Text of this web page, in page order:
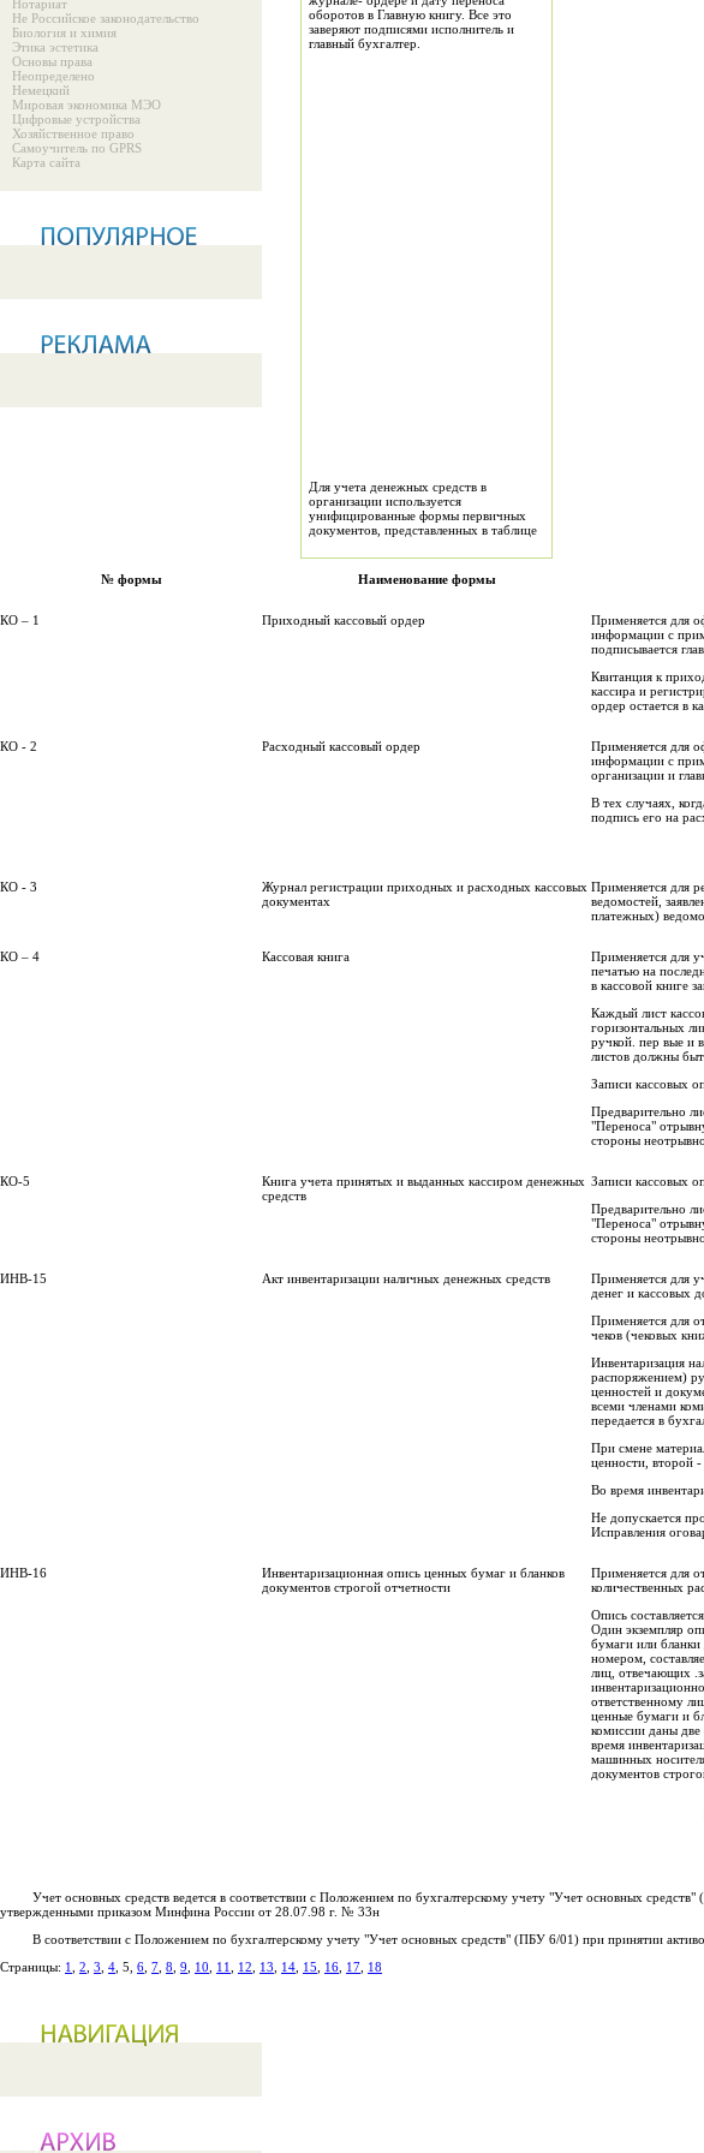
Нотариат
Не Российское законодательство
Биология и химия
Этика эстетика
Основы права
Неопределено
Немецкий
Мировая экономика МЭО
Цифровые устройства
Хозяйственное право
Самоучитель по GPRS
Карта сайта
оборотов в Главную книгу. Все это
заверяют подписями исполнитель и
главный бухгалтер.
Для учета денежных средств в
организации используется
унифицированные формы первичных
документов, представленных в таблице
№ формы Наименование формы
КО – 1 Приходный кассовый ордер
Применяется для
информации с
подписывается
Квитанция к
кассира и
ордер остается в
КО - 2 Расходный кассовый ордер
Применяется для
информации с
организации и
В тех случаях,
подпись его на
КО - 3
Журнал регистрации приходных и расходных кассовых
документах
Применяется для
ведомостей,
платежных)
КО – 4 Кассовая книга
Применяется для
печатью на
в кассовой книге
Каждый лист
горизонтальных
ручкой. пер вые и
листов должны
Записи кассовых
Предварительно
"Переноса"
стороны
КО-5
Книга учета принятых и выданных кассиром денежных
средств
Записи кассовых
Предварительно
"Переноса"
стороны
ИНВ-15 Акт инвентаризации наличных денежных средств
Применяется для
де­нег и кассовых
Применяется для
чеков (чековых
Инвентаризация
распоря­жением)
ценностей и
всеми членами
передается в
При смене
ценности, второй
Во время
Не допускается
Исправ­ления
ИНВ-16
Инвентаризационная опись ценных бумаг и бланков
документов строгой отчетности
Применяется для
количествен­ных
Опись
Один экзем­пляр
бумаги или
номером,
лиц, отвечающих
ответственному
ценные бумаги и
комиссии даны
время
машинных
документов
Учет основных средств ведется в соответствии с Положением по бухгалтерскому учету "Учет основных
утвержденными приказом Минфина России от 28.07.98 г. № 33н
В соответствии с Положением по бухгалтерскому учету "Учет основных средств" (ПБУ 6/01) при принятии
Страницы: 1 2 3 4 , 5, 6 7 8 9 10 11 12 13 14 15 16 17 18